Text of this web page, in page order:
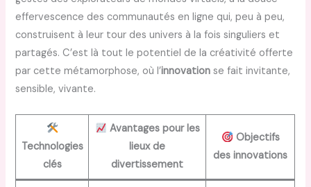
effervescence des communautés en ligne qui, peu à peu,
construisent à leur tour des univers à la fois singuliers et
partagés. C’est là tout le potentiel de la créativité offerte
par cette métamorphose, où l’innovation se fait invitante,
sensible, vivante.
Technologies
clés
Avantages pour les
lieux de
divertissement
Objectifs
des innovations